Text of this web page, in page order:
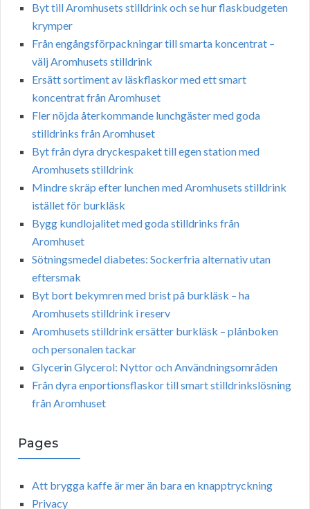
Byt till Aromhusets stilldrink och se hur flaskbudgeten
krymper
Från engångsförpackningar till smarta koncentrat –
välj Aromhusets stilldrink
Ersätt sortiment av läskflaskor med ett smart
koncentrat från Aromhuset
Fler nöjda återkommande lunchgäster med goda
stilldrinks från Aromhuset
Byt från dyra dryckespaket till egen station med
Aromhusets stilldrink
Mindre skräp efter lunchen med Aromhusets stilldrink
istället för burkläsk
Bygg kundlojalitet med goda stilldrinks från
Aromhuset
Sötningsmedel diabetes: Sockerfria alternativ utan
eftersmak
Byt bort bekymren med brist på burkläsk – ha
Aromhusets stilldrink i reserv
Aromhusets stilldrink ersätter burkläsk – plånboken
och personalen tackar
Glycerin Glycerol: Nyttor och Användningsområden
Från dyra enportionsflaskor till smart stilldrinkslösning
från Aromhuset
Pages
Att brygga kaffe är mer än bara en knapptryckning
Privacy